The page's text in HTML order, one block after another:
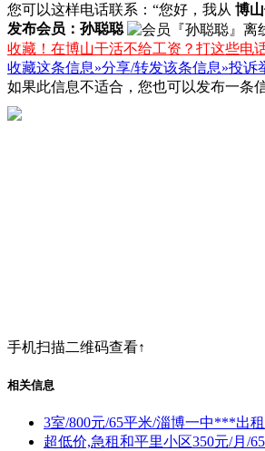
您可以这样电话联系：“您好，我从 博
发布会员：孙聪聪
收藏！在博山干活不给工资？打这些电
收藏这条信息»分享/转发该条信息»投诉
如果此信息不适合，您也可以发布一条
手机扫描二维码查看↑
相关信息
3室/800元/65平米/淄博一中***出
超低价,急租和平里小区350元/月/